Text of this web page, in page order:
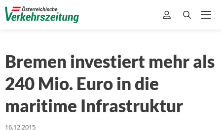
Bremen investiert mehr als
240 Mio. Euro in die
maritime Infrastruktur
16.12.2015